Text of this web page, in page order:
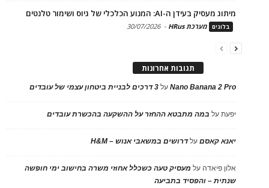
מיתוג מעסיק בעידן ה-AI: המנוע הכלכלי של גיוס ושימור טלנטים
בלוגים מערכת HRus -
30/07/2026
תגובות אחרונות
Nano Banana 2 Proעל 3 דרכים לבניית ביטחון עצמי של עובדים
יפעתעל במה מתבטא ההחזר על ההשקעה בהכשרת עובדים
יאנא קאסםעלדרושים במשאבי אנוש – H&M
אלון פיאדה על מעסיק טעה כשכלל אחוזי משרה בחישוב ימי חופשה
שנתית – והפסיד בתביעה